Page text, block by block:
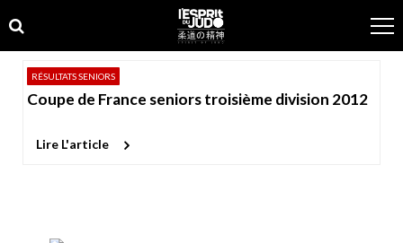
to
navigation
to
content
RÉSULTATS SENIORS
Coupe de France seniors troisième division 2012
Lire L'article